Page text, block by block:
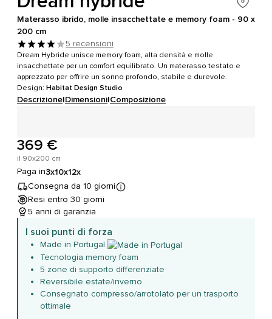
Materasso ibrido, molle insacchettate e memory foam - 90 x
200 cm
5 recensioni
Dream Hybride unisce memory foam, alta densità e molle
insacchettate per un comfort equilibrato. Un materasso testato e
apprezzato per offrire un sonno profondo, stabile e durevole.
Design: Habitat Design Studio
Descrizione|Dimensioni|Composizione
369 €
il 90x200 cm
Paga in3x10x12x
Consegna da 10 giorni
Resi entro 30 giorni
5 anni di garanzia
I suoi punti di forza
Made in Portugal
Tecnologia memory foam
5 zone di supporto differenziate
Reversibile estate/inverno
Consegnato compresso/arrotolato per un trasporto
ottimale